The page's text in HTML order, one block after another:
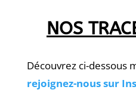
NOS
Découvrez ci-dessous
rejoignez-nous sur